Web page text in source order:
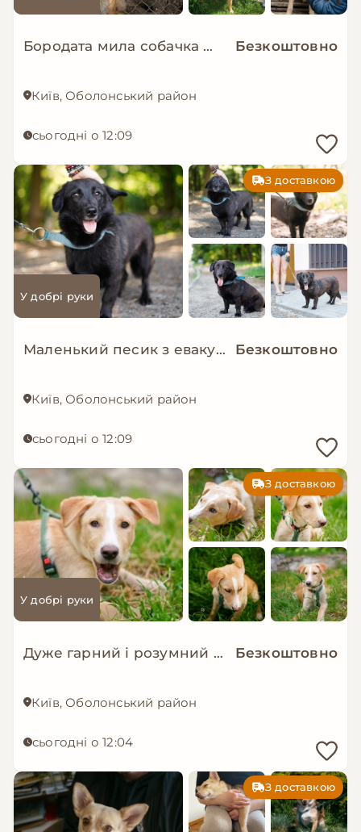
Бородата мила собачка МАЛЬВА мріє про родину! Безкоштовно
Київ, Оболонський район
сьогодні о 12:09
З доставкою
У добрі руки
Маленький песик з евакуації мріє о родині! Безкоштовно
Київ, Оболонський район
сьогодні о 12:09
З доставкою
У добрі руки
Дуже гарний і розумний цуцик мріє про родину! Безкоштовно
Київ, Оболонський район
сьогодні о 12:04
З доставкою